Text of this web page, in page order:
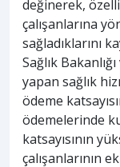
değinerek,
çalışanlarına
sağladıklarını
Sağlık
yapan sağlık
ödeme
ödemelerinde
katsayısının
çalışanlarının